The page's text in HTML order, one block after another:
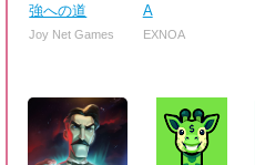
強への道
Joy Net Games
A
EXNOA